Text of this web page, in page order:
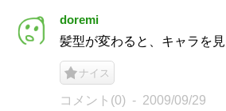
doremi
髪型が変わると、キャラを見
ナイス
コメント(0) 2009/09/29